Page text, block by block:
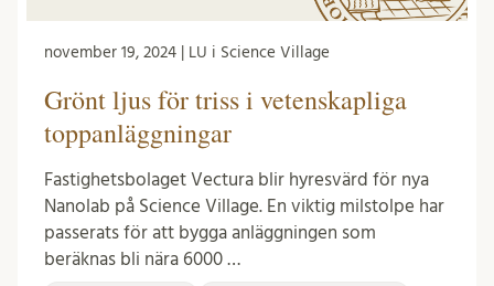
november 19, 2024 | LU i Science Village
Grönt ljus för triss i vetenskapliga
toppanläggningar
Fastighetsbolaget Vectura blir hyresvärd för nya
Nanolab på Science Village. En viktig milstolpe har
passerats för att bygga anläggningen som
beräknas bli nära 6000 …